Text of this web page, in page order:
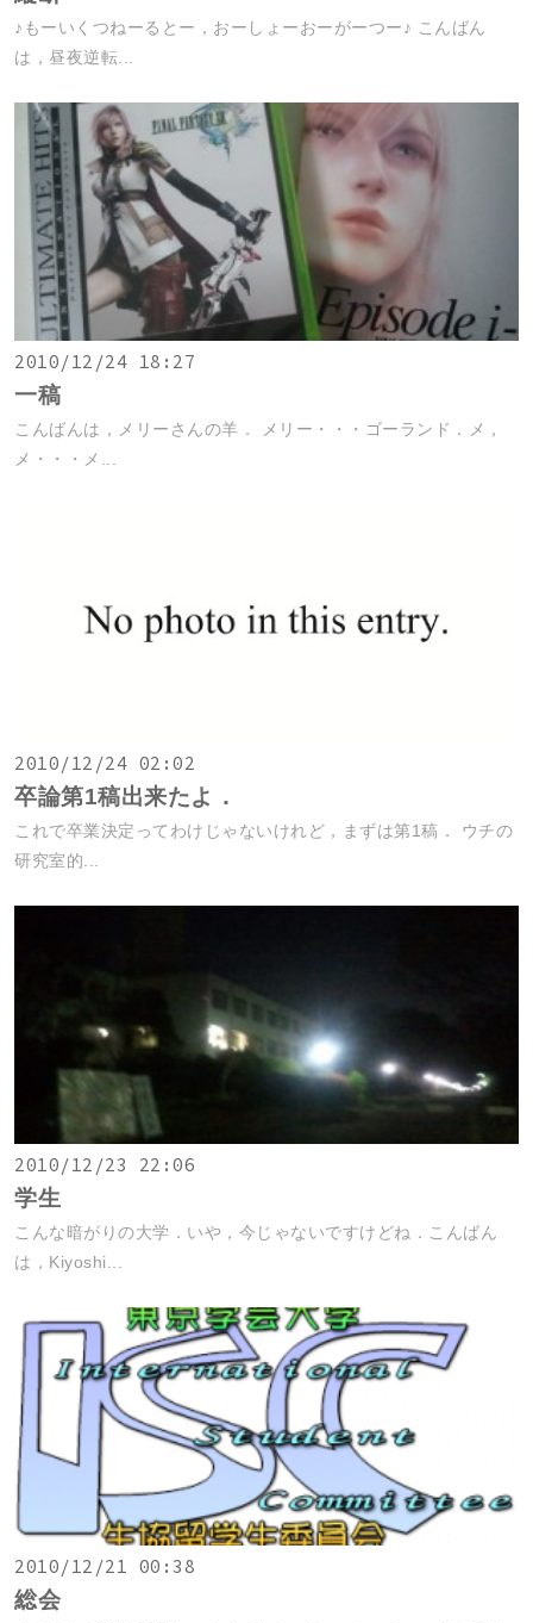
♪もーいくつねーるとー，おーしょーおーがーつー♪ こんばん
は，昼夜逆転...
2010/12/24 18:27
一稿
こんばんは，メリーさんの羊． メリー・・・ゴーランド．メ，
メ・・・メ...
2010/12/24 02:02
卒論第1稿出来たよ．
これで卒業決定ってわけじゃないけれど，まずは第1稿． ウチの
研究室的...
2010/12/23 22:06
学生
こんな暗がりの大学．いや，今じゃないですけどね．こんばん
は，Kiyoshi...
2010/12/21 00:38
総会